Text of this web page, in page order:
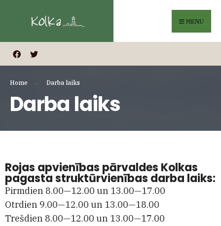
MENU
Home Darba laiks
Darba laiks
Rojas apvienības pārvaldes Kolkas
pagasta struktūrvienības darba laiks:
Pirmdien 8.00—12.00 un 13.00—17.00
Otrdien 9.00—12.00 un 13.00—18.00
Trešdien 8.00—12.00 un 13.00—17.00